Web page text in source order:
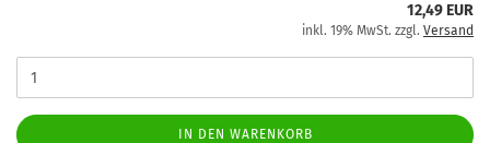
12,49 EUR
inkl. 19% MwSt. zzgl. Versand
IN DEN WARENKORB